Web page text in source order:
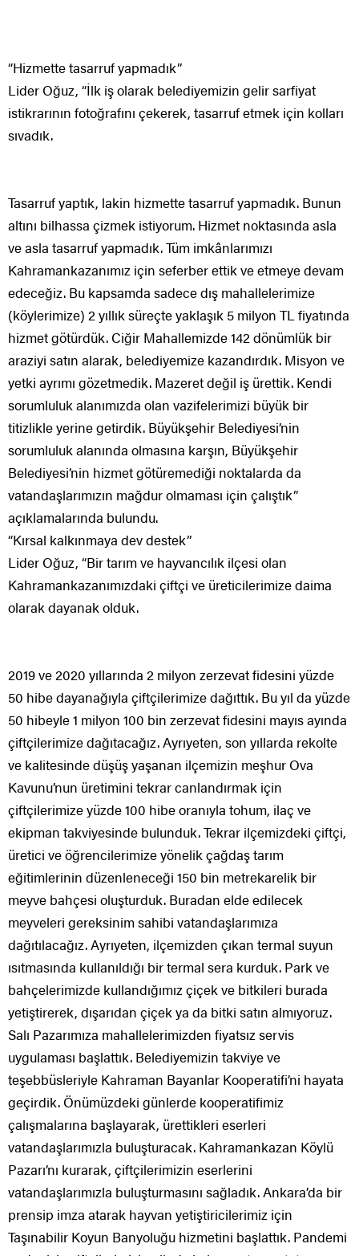
“Hizmette tasarruf yapmadık”
Lider Oğuz, “İlk iş olarak belediyemizin gelir sarfiyat
istikrarının fotoğrafını çekerek, tasarruf etmek için kolları
sıvadık.
Tasarruf yaptık, lakin hizmette tasarruf yapmadık. Bunun
altını bilhassa çizmek istiyorum. Hizmet noktasında asla
ve asla tasarruf yapmadık. Tüm imkânlarımızı
Kahramankazanımız için seferber ettik ve etmeye devam
edeceğiz. Bu kapsamda sadece dış mahallelerimize
(köylerimize) 2 yıllık süreçte yaklaşık 5 milyon TL fiyatında
hizmet götürdük. Ciğir Mahallemizde 142 dönümlük bir
araziyi satın alarak, belediyemize kazandırdık. Misyon ve
yetki ayrımı gözetmedik. Mazeret değil iş ürettik. Kendi
sorumluluk alanımızda olan vazifelerimizi büyük bir
titizlikle yerine getirdik. Büyükşehir Belediyesi’nin
sorumluluk alanında olmasına karşın, Büyükşehir
Belediyesi’nin hizmet götüremediği noktalarda da
vatandaşlarımızın mağdur olmaması için çalıştık”
açıklamalarında bulundu.
“Kırsal kalkınmaya dev destek”
Lider Oğuz, “Bir tarım ve hayvancılık ilçesi olan
Kahramankazanımızdaki çiftçi ve üreticilerimize daima
olarak dayanak olduk.
2019 ve 2020 yıllarında 2 milyon zerzevat fidesini yüzde
50 hibe dayanağıyla çiftçilerimize dağıttık. Bu yıl da yüzde
50 hibeyle 1 milyon 100 bin zerzevat fidesini mayıs ayında
çiftçilerimize dağıtacağız. Ayrıyeten, son yıllarda rekolte
ve kalitesinde düşüş yaşanan ilçemizin meşhur Ova
Kavunu’nun üretimini tekrar canlandırmak için
çiftçilerimize yüzde 100 hibe oranıyla tohum, ilaç ve
ekipman takviyesinde bulunduk. Tekrar ilçemizdeki çiftçi,
üretici ve öğrencilerimize yönelik çağdaş tarım
eğitimlerinin düzenleneceği 150 bin metrekarelik bir
meyve bahçesi oluşturduk. Buradan elde edilecek
meyveleri gereksinim sahibi vatandaşlarımıza
dağıtılacağız. Ayrıyeten, ilçemizden çıkan termal suyun
ısıtmasında kullanıldığı bir termal sera kurduk. Park ve
bahçelerimizde kullandığımız çiçek ve bitkileri burada
yetiştirerek, dışarıdan çiçek ya da bitki satın almıyoruz.
Salı Pazarımıza mahallelerimizden fiyatsız servis
uygulaması başlattık. Belediyemizin takviye ve
teşebbüsleriyle Kahraman Bayanlar Kooperatifi’ni hayata
geçirdik. Önümüzdeki günlerde kooperatifimiz
çalışmalarına başlayarak, ürettikleri eserleri
vatandaşlarımızla buluşturacak. Kahramankazan Köylü
Pazarı’nı kurarak, çiftçilerimizin eserlerini
vatandaşlarımızla buluşturmasını sağladık. Ankara’da bir
prensip imza atarak hayvan yetiştiricilerimiz için
Taşınabilir Koyun Banyoluğu hizmetini başlattık. Pandemi